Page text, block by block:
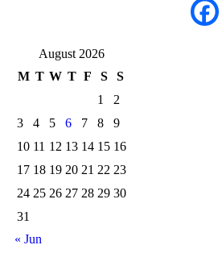
August 2026
M T W T F S
S
1
2
3
4 5 6 7 8
9
10 11 12 13 14 15 16
17 18 19 20 21 22 23
24 25 26 27 28 29 30
31
« Jun